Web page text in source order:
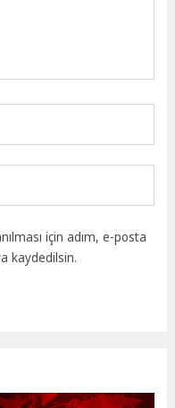
için adım, e-posta
kaydedilsin.